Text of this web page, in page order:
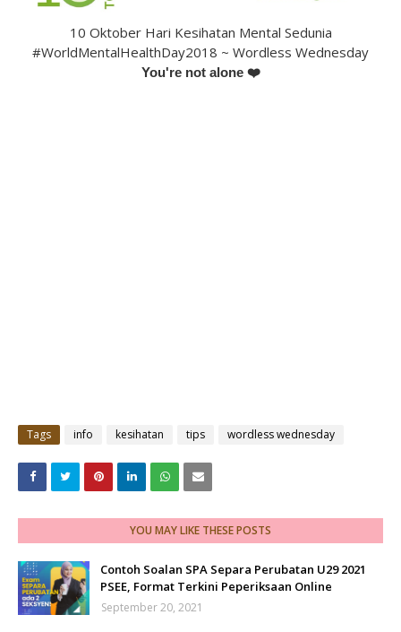
10 Oktober Hari Kesihatan Mental Sedunia
#WorldMentalHealthDay2018 ~ Wordless Wednesday
You're not alone ❤️
Tags info kesihatan tips wordless wednesday
YOU MAY LIKE THESE POSTS
Contoh Soalan SPA Separa Perubatan U29 2021
PSEE, Format Terkini Peperiksaan Online
September 20, 2021